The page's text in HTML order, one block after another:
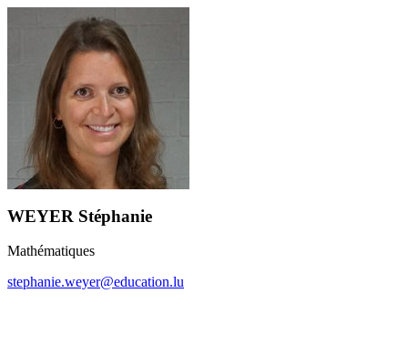
WEYER Stéphanie
Mathématiques
stephanie.weyer@education.lu